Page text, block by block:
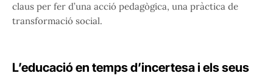
claus per fer d’una acció pedagògica, una pràctica de
transformació social.
L’educació en temps d’incertesa i els seus